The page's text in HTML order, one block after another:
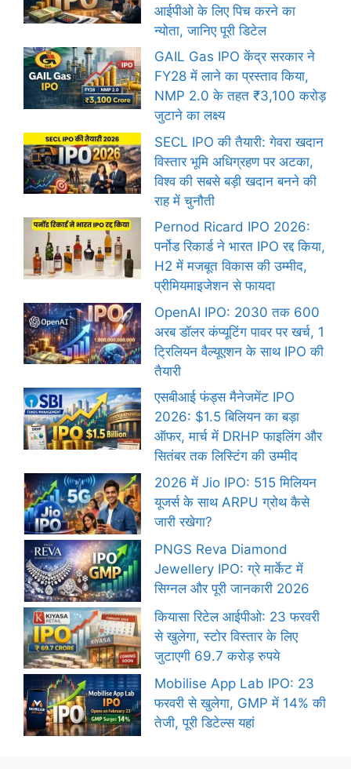
आईपीओ के लिए पिच करने का
न्योता, जानिए पूरी डिटेल
GAIL Gas IPO केंद्र सरकार ने
FY28 में लाने का प्रस्ताव किया,
NMP 2.0 के तहत ₹3,100 करोड़
जुटाने का लक्ष्य
SECL IPO की तैयारी: गेवरा खदान
विस्तार भूमि अधिग्रहण पर अटका,
विश्व की सबसे बड़ी खदान बनने की
राह में चुनौती
Pernod Ricard IPO 2026:
पर्नोड रिकार्ड ने भारत IPO रद्द किया,
H2 में मजबूत विकास की उम्मीद,
प्रीमियमाइजेशन से फायदा
OpenAI IPO: 2030 तक 600
अरब डॉलर कंप्यूटिंग पावर पर खर्च, 1
ट्रिलियन वैल्यूएशन के साथ IPO की
तैयारी
एसबीआई फंड्स मैनेजमेंट IPO
2026: $1.5 बिलियन का बड़ा
ऑफर, मार्च में DRHP फाइलिंग और
सितंबर तक लिस्टिंग की उम्मीद
2026 में Jio IPO: 515 मिलियन
यूजर्स के साथ ARPU ग्रोथ कैसे
जारी रखेगा?
PNGS Reva Diamond
Jewellery IPO: ग्रे मार्केट में
सिग्नल और पूरी जानकारी 2026
कियासा रिटेल आईपीओ: 23 फरवरी
से खुलेगा, स्टोर विस्तार के लिए
जुटाएगी 69.7 करोड़ रुपये
Mobilise App Lab IPO: 23
फरवरी से खुलेगा, GMP में 14% की
तेजी, पूरी डिटेल्स यहां